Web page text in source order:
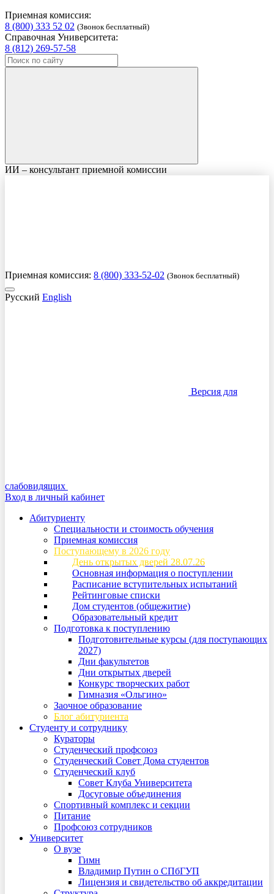
Приемная комиссия:
8 (800) 333 52 02 (Звонок бесплатный)
Справочная Университета:
8 (812) 269-57-58
ИИ – консультант приемной комиссии
Приемная комиссия: 8 (800) 333-52-02 (Звонок бесплатный)
Русский English
Версия для
слабовидящих
Вход в личный кабинет
Абитуриенту
Специальности и стоимость обучения
Приемная комиссия
Поступающему в 2026 году
День открытых дверей 28.07.26
Основная информация о поступлении
Расписание вступительных испытаний
Рейтинговые списки
Дом студентов (общежитие)
Образовательный кредит
Подготовка к поступлению
Подготовительные курсы (для поступающих
2027)
Дни факультетов
Дни открытых дверей
Конкурс творческих работ
Гимназия «Ольгино»
Заочное образование
Блог абитуриента
Студенту и сотруднику
Кураторы
Студенческий профсоюз
Студенческий Совет Дома студентов
Студенческий клуб
Совет Клуба Университета
Досуговые объединения
Спортивный комплекс и секции
Питание
Профсоюз сотрудников
Университет
О вузе
Гимн
Владимир Путин о СПбГУП
Лицензия и свидетельство об аккредитации